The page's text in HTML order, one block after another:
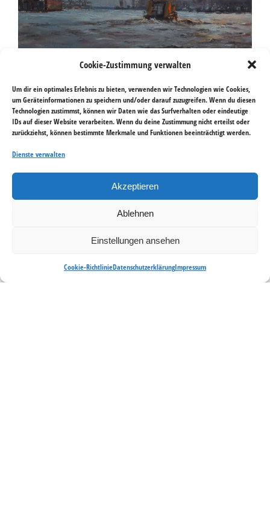
Cookie-Zustimmung verwalten
Um dir ein optimales Erlebnis zu bieten, verwenden wir Technologien wie Cookies,
um Geräteinformationen zu speichern und/oder darauf zuzugreifen. Wenn du diesen
Technologien zustimmst, können wir Daten wie das Surfverhalten oder eindeutige
IDs auf dieser Website verarbeiten. Wenn du deine Zustimmung nicht erteilst oder
zurückziehst, können bestimmte Merkmale und Funktionen beeinträchtigt werden.
Dienste verwalten
Akzeptieren
Ablehnen
Einstellungen ansehen
Cookie-RichtlinieDatenschutzerklärungImpressum
Mitglied bei VG Bild-Kunst